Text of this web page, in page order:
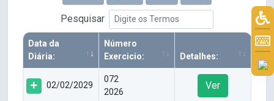
Pesquisar
Data da
Diária:
Número
Exercicio:
Detalhes:
02/02/2029
072
2026
Ver